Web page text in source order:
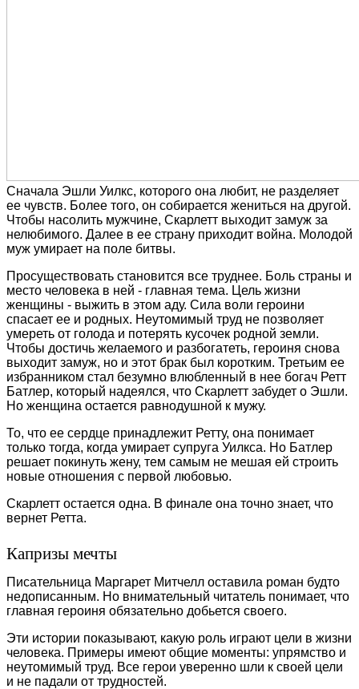
Сначала Эшли Уилкс, которого она любит, не разделяет
ее чувств. Более того, он собирается жениться на другой.
Чтобы насолить мужчине, Скарлетт выходит замуж за
нелюбимого. Далее в ее страну приходит война. Молодой
муж умирает на поле битвы.
Просуществовать становится все труднее. Боль страны и
место человека в ней - главная тема. Цель жизни
женщины - выжить в этом аду. Сила воли героини
спасает ее и родных. Неутомимый труд не позволяет
умереть от голода и потерять кусочек родной земли.
Чтобы достичь желаемого и разбогатеть, героиня снова
выходит замуж, но и этот брак был коротким. Третьим ее
избранником стал безумно влюбленный в нее богач Ретт
Батлер, который надеялся, что Скарлетт забудет о Эшли.
Но женщина остается равнодушной к мужу.
То, что ее сердце принадлежит Ретту, она понимает
только тогда, когда умирает супруга Уилкса. Но Батлер
решает покинуть жену, тем самым не мешая ей строить
новые отношения с первой любовью.
Скарлетт остается одна. В финале она точно знает, что
вернет Ретта.
Капризы мечты
Писательница Маргарет Митчелл оставила роман будто
недописанным. Но внимательный читатель понимает, что
главная героиня обязательно добьется своего.
Эти истории показывают, какую роль играют цели в жизни
человека. Примеры имеют общие моменты: упрямство и
неутомимый труд. Все герои уверенно шли к своей цели
и не падали от трудностей.